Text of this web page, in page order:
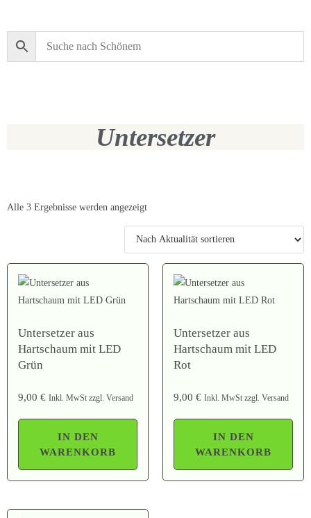
Untersetzer
Alle 3 Ergebnisse werden angezeigt
Untersetzer aus
Hartschaum mit LED
Grün
9,00 € Inkl. MwSt zzgl. Versand
IN DEN
WARENKORB
Untersetzer aus
Hartschaum mit LED
Rot
9,00 € Inkl. MwSt zzgl. Versand
IN DEN
WARENKORB